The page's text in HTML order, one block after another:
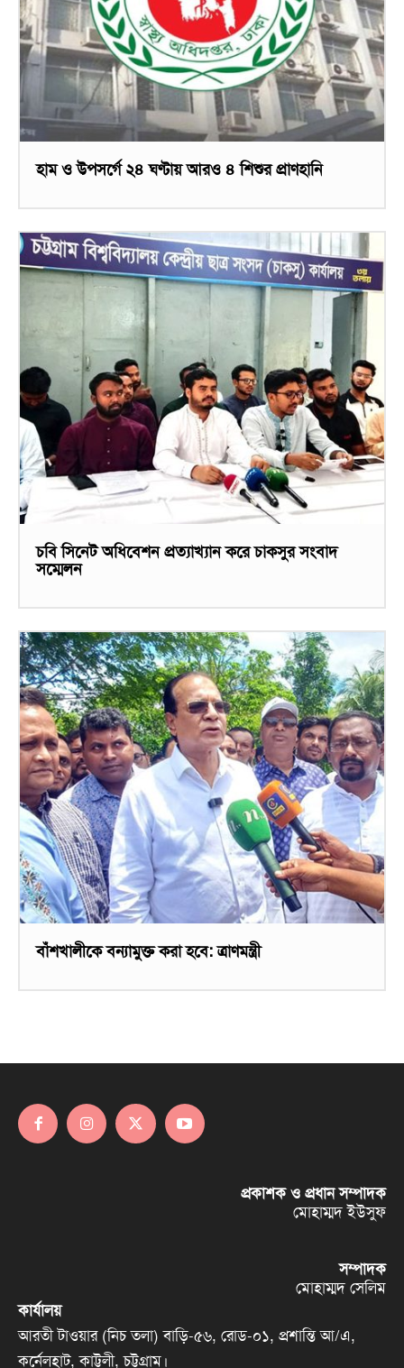
হাম ও উপসর্গে ২৪ ঘণ্টায় আরও ৪ শিশুর প্রাণহানি
চবি সিনেট অধিবেশন প্রত্যাখ্যান করে চাকসুর সংবাদ
সম্মেলন
বাঁশখালীকে বন্যামুক্ত করা হবে: ত্রাণমন্ত্রী
প্রকাশক ও প্রধান সম্পাদক
মোহাম্মদ ইউসুফ
সম্পাদক
মোহাম্মদ সেলিম
কার্যালয়
আরতী টাওয়ার (নিচ তলা) বাড়ি-৫৬, রোড-০১, প্রশান্তি আ/এ,
কর্নেলহাট, কাট্টলী, চট্টগ্রাম।